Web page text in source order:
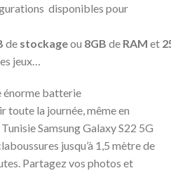
disponibles pour
de stockageou 8GB de RAM et
jeux…
énorme batterie
toute la journée, même en
Samsung Galaxy S22 5G
jusqu’à 1,5 mètre de
Partagez vos photos et